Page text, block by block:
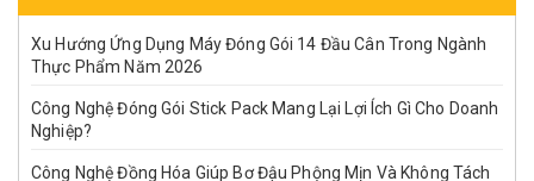
Xu Hướng Ứng Dụng Máy Đóng Gói 14 Đầu Cân Trong Ngành
Thực Phẩm Năm 2026
Công Nghệ Đóng Gói Stick Pack Mang Lại Lợi Ích Gì Cho Doanh
Nghiệp?
Công Nghệ Đồng Hóa Giúp Bơ Đậu Phộng Mịn Và Không Tách